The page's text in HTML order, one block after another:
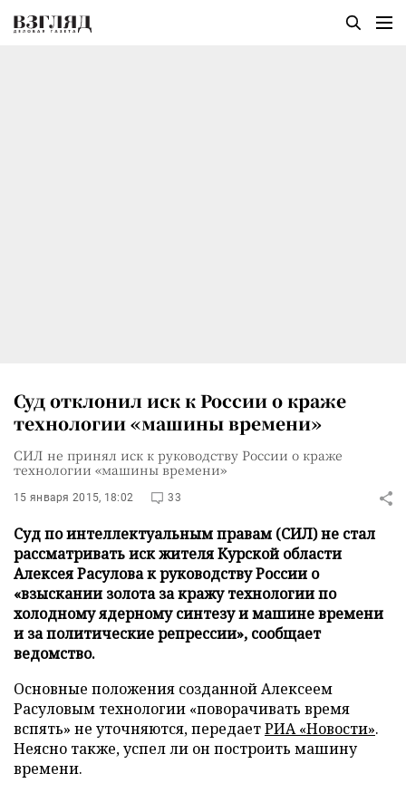
Суд отклонил иск к России о краже
технологии «машины времени»
СИЛ не принял иск к руководству России о краже
технологии «машины времени»
15 января 2015, 18:02 33
Суд по интеллектуальным правам (СИЛ) не стал
рассматривать иск жителя Курской области
Алексея Расулова к руководству России о
«взыскании золота за кражу технологии по
холодному ядерному синтезу и машине времени
и за политические репрессии», сообщает
ведомство.
Основные положения созданной Алексеем
Расуловым технологии «поворачивать время
вспять» не уточняются, передаетРИА «Новости».
Неясно также, успел ли он построить машину
времени.